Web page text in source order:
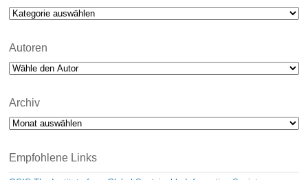
Kategorien
Autoren
Archiv
Archiv
Empfohlene Links